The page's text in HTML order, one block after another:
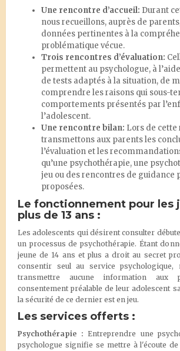
Une rencontre d’accueil: Durant
nous recueillons, auprès de
données pertinentes à la
problématique vécue.
Trois rencontres d’évaluation:
permettent au psychologue, à
de tests adaptés à la situation, de
comprendre les raisons qui sous-
comportements présentés par
l’adolescent.
Une rencontre bilan: Lors de cette
transmettons aux parents les
l’évaluation et les
qu’une psychothérapie, une
jeu ou des rencontres de guidance
proposées.
Le fonctionnement pour les
plus de 13 ans :
Les adolescents qui désirent consulter
un processus de psychothérapie. Étant
jeune de 14 ans et plus a droit au secret
consentir seul au service psychologique,
transmettre aucune information aux
consentement préalable de leur adolescent
la sécurité de ce dernier est en jeu.
Les services offerts :
Psychothérapie : Entreprendre une
psychologue signifie se mettre à l'écoute